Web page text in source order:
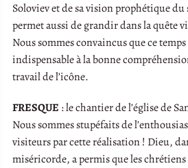
Soloviev et de sa vision prophétique du
permet aussi de grandir dans la quête
Nous sommes convaincus que ce
indispensable à la bonne
travail de l’icône.
FRESQUE : le chantier de l’église de
Nous sommes stupéfaits de
visiteurs par cette réalisation ! Dieu,
miséricorde, a permis que les